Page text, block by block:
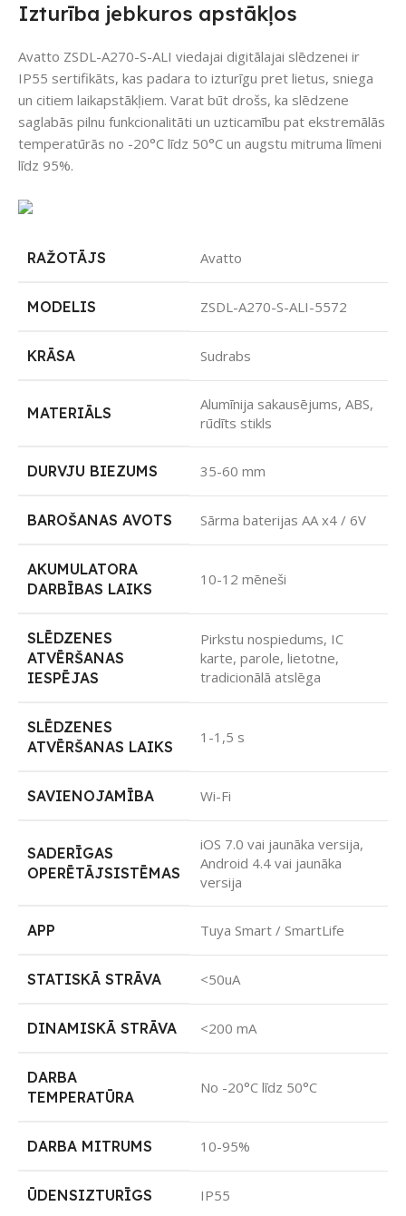
Izturība jebkuros apstākļos
Avatto ZSDL-A270-S-ALI viedajai digitālajai slēdzenei ir
IP55 sertifikāts, kas padara to izturīgu pret lietus, sniega
un citiem laikapstākļiem. Varat būt drošs, ka slēdzene
saglabās pilnu funkcionalitāti un uzticamību pat ekstremālās
temperatūrās no -20°C līdz 50°C un augstu mitruma līmeni
līdz 95%.
RAŽOTĀJS Avatto
MODELIS ZSDL-A270-S-ALI-5572
KRĀSA Sudrabs
MATERIĀLS
Alumīnija sakausējums, ABS,
rūdīts stikls
DURVJU BIEZUMS 35-60 mm
BAROŠANAS AVOTS Sārma baterijas AA x4 / 6V
AKUMULATORA
DARBĪBAS LAIKS
10-12 mēneši
SLĒDZENES
ATVĒRŠANAS
IESPĒJAS
Pirkstu nospiedums, IC
karte, parole, lietotne,
tradicionālā atslēga
SLĒDZENES
ATVĒRŠANAS LAIKS
1-1,5 s
SAVIENOJAMĪBA Wi-Fi
SADERĪGAS
OPERĒTĀJSISTĒMAS
iOS 7.0 vai jaunāka versija,
Android 4.4 vai jaunāka
versija
APP Tuya Smart / SmartLife
STATISKĀ STRĀVA <50uA
DINAMISKĀ STRĀVA <200 mA
DARBA
TEMPERATŪRA
No -20°C līdz 50°C
DARBA MITRUMS 10-95%
ŪDENSIZTURĪGS IP55